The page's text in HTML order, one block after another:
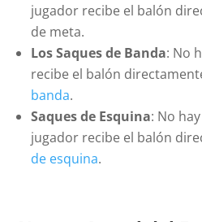
jugador recibe el balón
de meta.
Los Saques de Banda: No
recibe el balón
banda.
Saques de Esquina: No
jugador recibe el balón
de esquina.